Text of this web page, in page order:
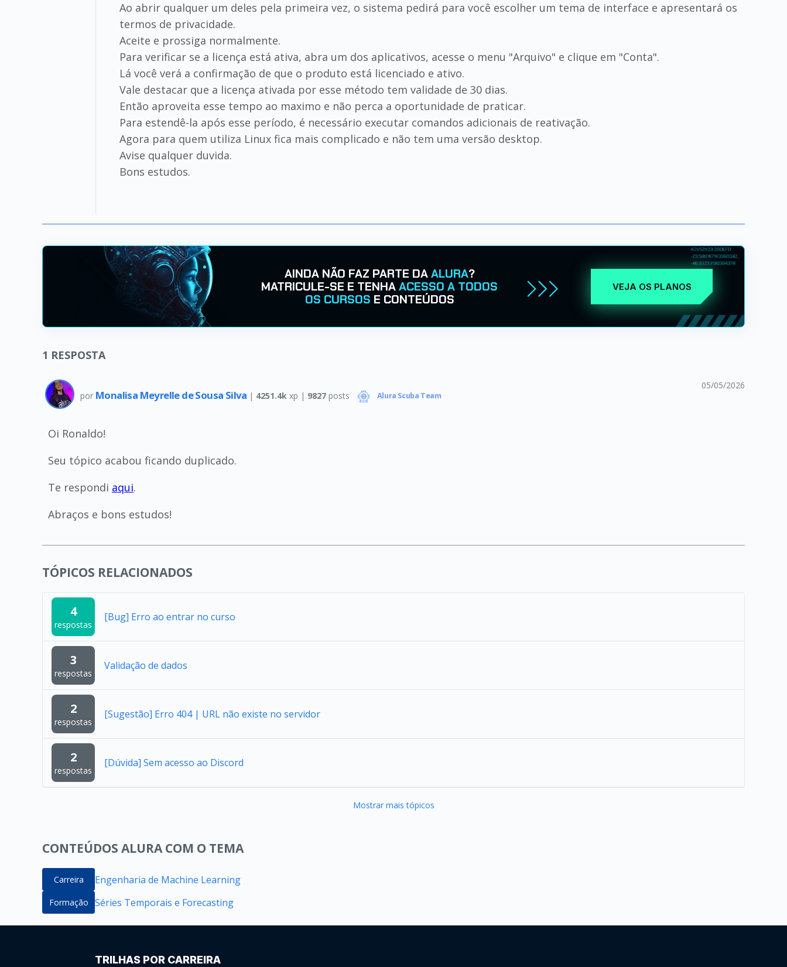
Ao abrir qualquer um deles pela primeira vez, o sistema pedirá para você escolher um tema de interface e apresentará os
termos de privacidade.
Aceite e prossiga normalmente.
Para verificar se a licença está ativa, abra um dos aplicativos, acesse o menu "Arquivo" e clique em "Conta".
Lá você verá a confirmação de que o produto está licenciado e ativo.
Vale destacar que a licença ativada por esse método tem validade de 30 dias.
Então aproveita esse tempo ao maximo e não perca a oportunidade de praticar.
Para estendê-la após esse período, é necessário executar comandos adicionais de reativação.
Agora para quem utiliza Linux fica mais complicado e não tem uma versão desktop.
Avise qualquer duvida.
Bons estudos.
AINDA NÃO FAZ PARTE DAALURA?
MATRICULE-SE E TENHAACESSO A TODOS
OS CURSOS E CONTEÚDOS
VEJA OS PLANOS
1 RESPOSTA
por Monalisa Meyrelle de Sousa Silva | 4251.4k xp | 9827 posts Alura Scuba Team
05/05/2026
Oi Ronaldo!
Seu tópico acabou ficando duplicado.
Te respondi aqui.
Abraços e bons estudos!
TÓPICOS RELACIONADOS
4
respostas
[Bug] Erro ao entrar no curso
3
respostas
Validação de dados
2
respostas
[Sugestão] Erro 404 | URL não existe no servidor
2
respostas
[Dúvida] Sem acesso ao Discord
Mostrar mais tópicos
CONTEÚDOS ALURA COM O TEMA
Carreira Engenharia de Machine Learning
Formação Séries Temporais e Forecasting
TRILHAS POR CARREIRA